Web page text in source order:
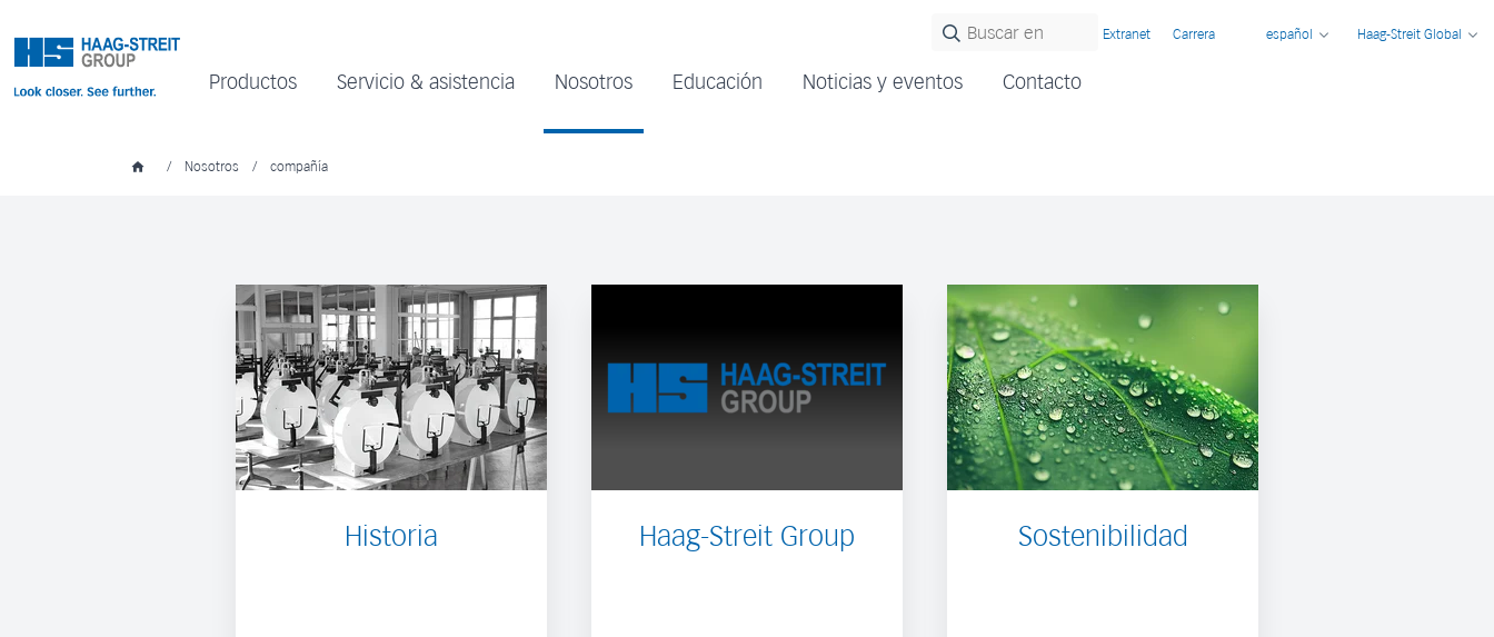
Productos Servicio & asistencia Nosotros Educación Noticias y eventos Contacto
Extranet Carrera español Haag-Streit Global
/ Nosotros / compañía
Historia Haag-Streit Group Sostenibilidad